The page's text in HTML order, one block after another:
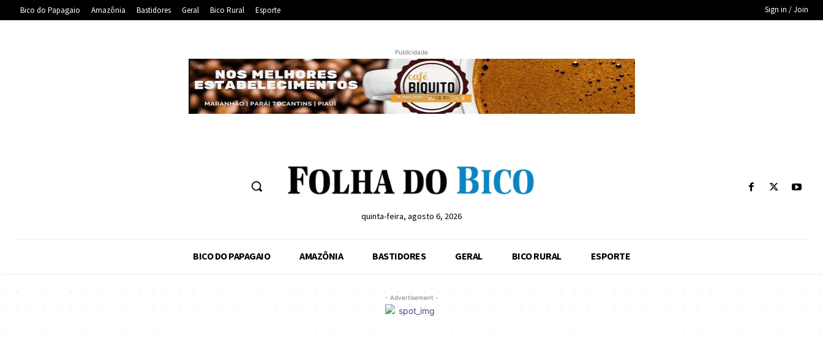
Bico do Papagaio Amazônia Bastidores Geral Bico Rural Esporte Sign in / Join
Publicidade
quinta-feira, agosto 6, 2026
BICO DO PAPAGAIO AMAZÔNIA BASTIDORES GERAL BICO RURAL ESPORTE
- Advertisement -